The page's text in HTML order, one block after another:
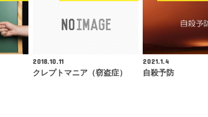
2018.10.11
クレプトマニア（窃盗症）
2021.1.4
自殺予防